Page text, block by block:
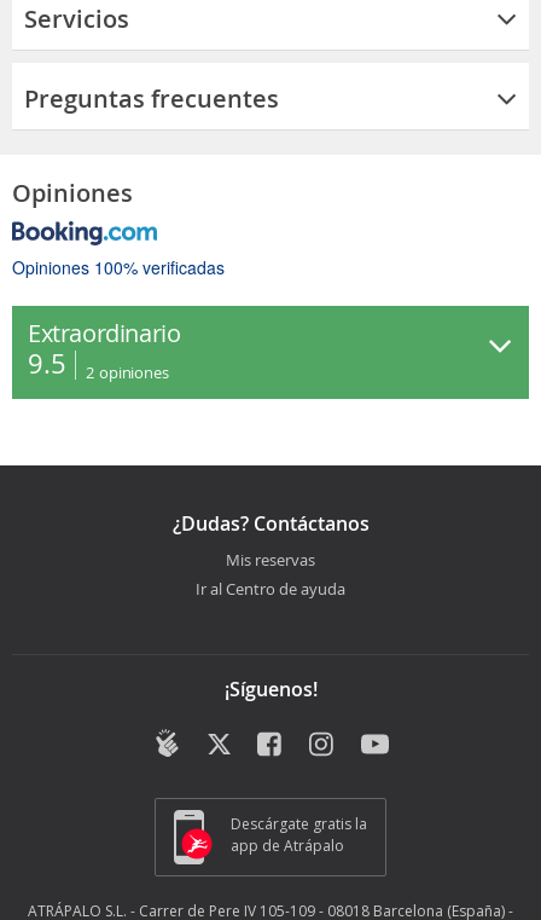
Servicios
Preguntas frecuentes
Opiniones
Opiniones 100% verificadas
Extraordinario
9.5 2 opiniones
¿Dudas? Contáctanos
Mis reservas
Ir al Centro de ayuda
¡Síguenos!
Descárgate gratis la
app de Atrápalo
ATRÁPALO S.L. - Carrer de Pere IV 105-109 - 08018 Barcelona (España) -